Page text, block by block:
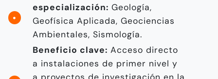
especialización: Geología,
Geofísica Aplicada, Geociencias
Ambientales, Sismología.
Beneficio clave: Acceso directo
a instalaciones de primer nivel y